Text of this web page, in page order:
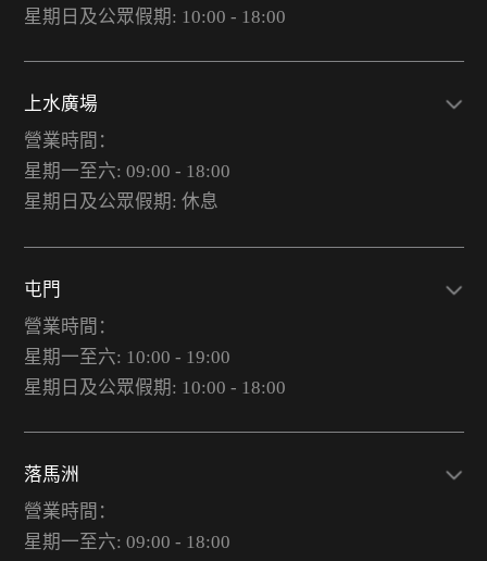
星期日及公眾假期: 10:00 - 18:00
上水廣場
營業時間：
星期一至六: 09:00 - 18:00
星期日及公眾假期: 休息
屯門
營業時間：
星期一至六: 10:00 - 19:00
星期日及公眾假期: 10:00 - 18:00
落馬洲
營業時間：
星期一至六: 09:00 - 18:00